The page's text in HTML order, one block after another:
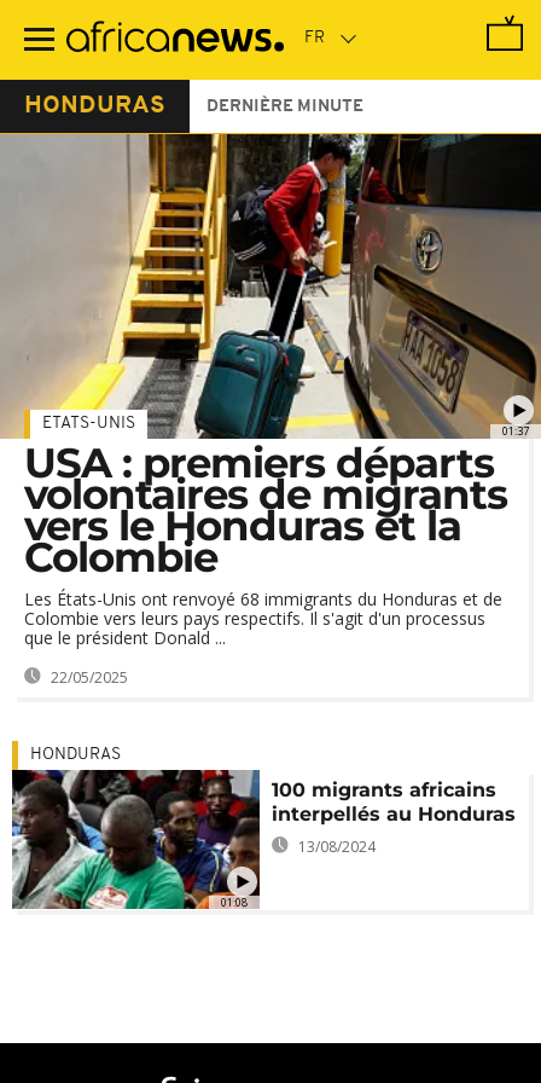
contenu
HONDURAS DERNIÈRE MINUTE
01:37
ETATS-UNIS
USA : premiers départs
volontaires de migrants
vers le Honduras et la
Colombie
Les États-Unis ont renvoyé 68 immigrants du Honduras et de
Colombie vers leurs pays respectifs. Il s'agit d'un processus
que le président Donald ...
22/05/2025
01:08
HONDURAS
100 migrants africains
interpellés au Honduras
13/08/2024